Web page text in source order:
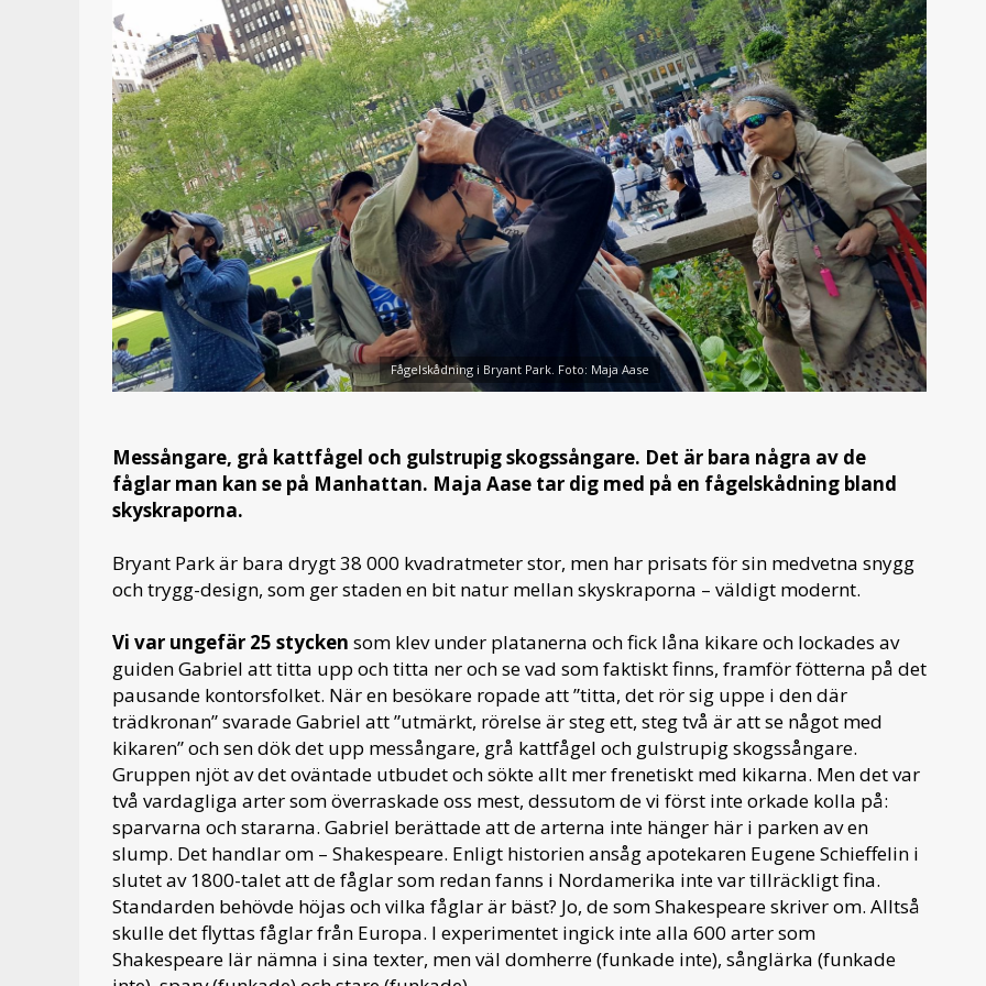
Fågelskådning i Bryant Park. Foto: Maja Aase
Messångare, grå kattfågel och gulstrupig skogssångare. Det är bara några av de
fåglar man kan se på Manhattan. Maja Aase tar dig med på en fågelskådning bland
skyskraporna.
Bryant Park är bara drygt 38 000 kvadratmeter stor, men har prisats för sin medvetna snygg
och trygg-design, som ger staden en bit natur mellan skyskraporna – väldigt modernt.
Vi var ungefär 25 stycken som klev under platanerna och fick låna kikare och lockades av
guiden Gabriel att titta upp och titta ner och se vad som faktiskt finns, framför fötterna på det
pausande kontorsfolket. När en besökare ropade att ”titta, det rör sig uppe i den där
trädkronan” svarade Gabriel att ”utmärkt, rörelse är steg ett, steg två är att se något med
kikaren” och sen dök det upp messångare, grå kattfågel och gulstrupig skogssångare.
Gruppen njöt av det oväntade utbudet och sökte allt mer frenetiskt med kikarna. Men det var
två vardagliga arter som överraskade oss mest, dessutom de vi först inte orkade kolla på:
sparvarna och stararna. Gabriel berättade att de arterna inte hänger här i parken av en
slump. Det handlar om – Shakespeare. Enligt historien ansåg apotekaren Eugene Schieffelin i
slutet av 1800-talet att de fåglar som redan fanns i Nordamerika inte var tillräckligt fina.
Standarden behövde höjas och vilka fåglar är bäst? Jo, de som Shakespeare skriver om. Alltså
skulle det flyttas fåglar från Europa. I experimentet ingick inte alla 600 arter som
Shakespeare lär nämna i sina texter, men väl domherre (funkade inte), sånglärka (funkade